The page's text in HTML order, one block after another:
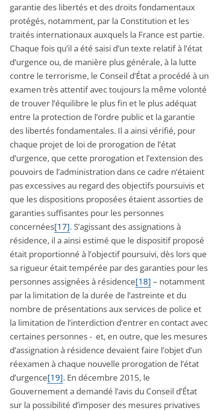
garantie des libertés et des droits fondamentaux
protégés, notamment, par la Constitution et les
traités internationaux auxquels la France est partie.
Chaque fois qu’il a été saisi d’un texte relatif à l’état
d’urgence ou, de manière plus générale, à la lutte
contre le terrorisme, le Conseil d’État a procédé à un
examen très attentif avec toujours la même volonté
de trouver l’équilibre le plus fin et le plus adéquat
entre la protection de l’ordre public et la garantie
des libertés fondamentales. Il a ainsi vérifié, pour
chaque projet de loi de prorogation de l’état
d’urgence, que cette prorogation et l’extension des
pouvoirs de l’administration dans ce cadre n’étaient
pas excessives au regard des objectifs poursuivis et
que les dispositions proposées étaient assorties de
garanties suffisantes pour les personnes
concernées[17]. S’agissant des assignations à
résidence, il a ainsi estimé que le dispositif proposé
était proportionné à l’objectif poursuivi, dès lors que
sa rigueur était tempérée par des garanties pour les
personnes assignées à résidence[18] – notamment
par la limitation de la durée de l’astreinte et du
nombre de présentations aux services de police et
la limitation de l’interdiction d’entrer en contact avec
certaines personnes - et, en outre, que les mesures
d’assignation à résidence devaient faire l’objet d’un
réexamen à chaque nouvelle prorogation de l’état
d’urgence[19]. En décembre 2015, le
Gouvernement a demandé l’avis du Conseil d’État
sur la possibilité d’imposer des mesures privatives